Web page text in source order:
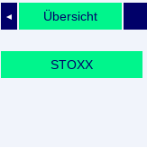
◄ Übersicht
STOXX